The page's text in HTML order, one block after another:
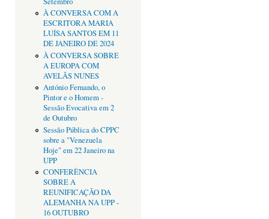
À CONVERSA COM A
ESCRITORA MARIA
LUÍSA SANTOS EM 11
DE JANEIRO DE 2024
À CONVERSA SOBRE
A EUROPA COM
AVELÃS NUNES
António Fernando, o
Pintor e o Homem -
Sessão Evocativa em 2
de Outubro
Sessão Pública do CPPC
sobre a "Venezuela
Hoje" em 22 Janeiro na
UPP
CONFERÊNCIA
SOBRE A
REUNIFICAÇÃO DA
ALEMANHA NA UPP -
16 OUTUBRO